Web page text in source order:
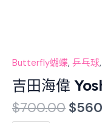
Butterfly蝴蝶, 乒乓球,
吉田海偉
$700.00 $
數
量